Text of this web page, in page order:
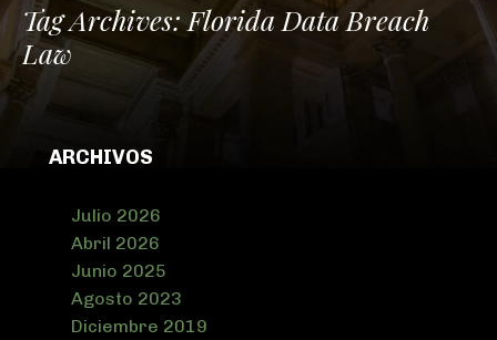
Tag Archives: Florida Data Breach
Law
ARCHIVOS
Julio 2026
Abril 2026
Junio 2025
Agosto 2023
Diciembre 2019